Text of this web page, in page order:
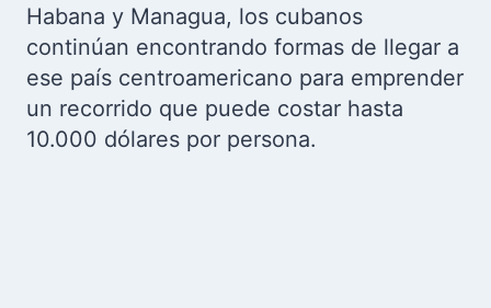
Habana y Managua, los cubanos
continúan encontrando formas de llegar a
ese país centroamericano para emprender
un recorrido que puede costar hasta
10.000 dólares por persona.